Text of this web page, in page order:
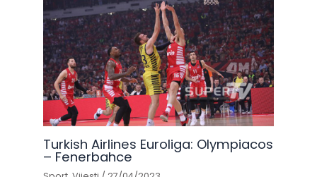
Turkish Airlines Euroliga: Olympiacos
– Fenerbahce